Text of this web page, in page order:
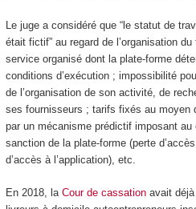
Le juge a considéré que “le statut de
était fictif” au regard de l’organisation
service organisé dont la plate-forme
conditions d’exécution ; impossibilité
de l’organisation de son activité, de
ses fournisseurs ; tarifs fixés au moyen
par un mécanisme prédictif imposant
sanction de la plate-forme (perte
d’accès à l’application), etc.
En 2018, la Cour de cassationavait déjà